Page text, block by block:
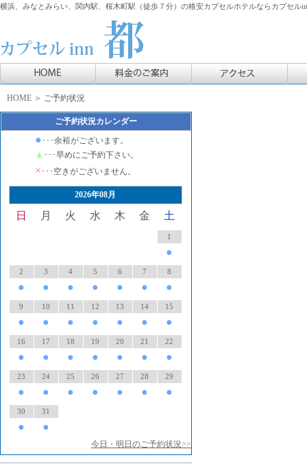
横浜、みなとみらい、関内駅、桜木町駅（徒歩７分）の格安カプセルホテルならカプセル
HOME ＞ ご予約状況
ご予約状況カレンダー
● ･･･余裕がございます。
▲ ･･･早めにご予約下さい。
× ･･･空きがございません。
2026年08月
日 月 火 水 木 金 土
1
●
2
●
3
●
4
●
5
●
6
●
7
●
8
●
9
●
10
●
11
●
12
●
13
●
14
●
15
●
16
●
17
●
18
●
19
●
20
●
21
●
22
●
23
●
24
●
25
●
26
●
27
●
28
●
29
●
30
●
31
●
今日・明日のご予約状況>>